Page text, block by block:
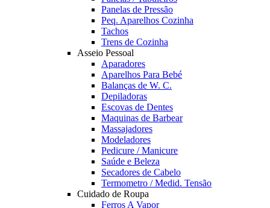
Panelas de Pressão
Peq. Aparelhos Cozinha
Tachos
Trens de Cozinha
Asseio Pessoal
Aparadores
Aparelhos Para Bebé
Balanças de W. C.
Depiladoras
Escovas de Dentes
Maquinas de Barbear
Massajadores
Modeladores
Pedicure / Manicure
Saúde e Beleza
Secadores de Cabelo
Termometro / Medid. Tensão
Cuidado de Roupa
Ferros A Vapor